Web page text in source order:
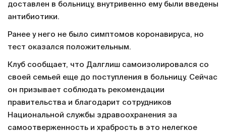
доставлен в больницу, внутривенно ему были введены
антибиотики.
Ранее у него не было симптомов коронавируса, но
тест оказался положительным.
Клуб сообщает, что Далглиш самоизолировался со
своей семьей еще до поступления в больницу. Сейчас
он призывает соблюдать рекомендации
правительства и благодарит сотрудников
Национальной службы здравоохранения за
самоотверженность и храбрость в это нелегкое